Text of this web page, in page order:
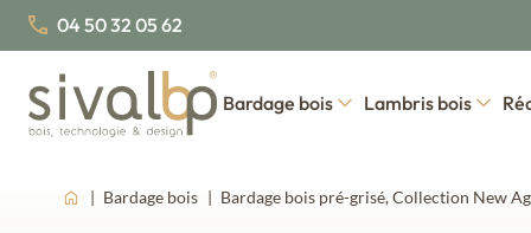
04 50 32 05 62
Bardage bois Lambris bois
Bardage bois Bardage bois pré-grisé, Collection New